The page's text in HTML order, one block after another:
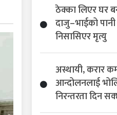
ठेक्का लिएर घर
दाजु–भाईको पानी
निसासिएर मृत्यु
अस्थायी, करार
आन्दोलनलाई
निरन्तरता दिन